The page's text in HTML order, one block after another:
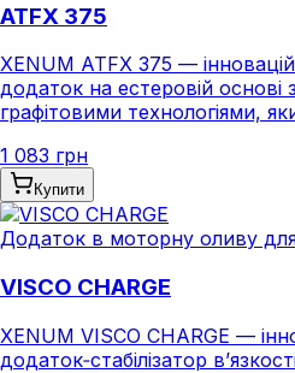
ATFX 375
XENUM ATFX 375 —
додаток на естеровій основі
графітовими технологіями,
1 083 грн
Купити
Додаток в моторну оливу
VISCO CHARGE
XENUM VISCO CHARGE —
додаток‑стабілізатор